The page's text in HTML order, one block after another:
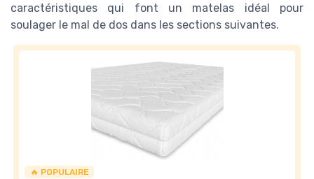
caractéristiques qui font un matelas idéal pour
soulager le mal de dos dans les sections suivantes.
🔥 POPULAIRE